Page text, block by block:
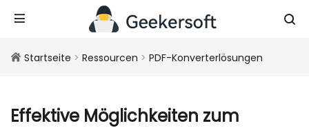
Startseite > Ressourcen > PDF-Konverterlösungen
Effektive Möglichkeiten zum